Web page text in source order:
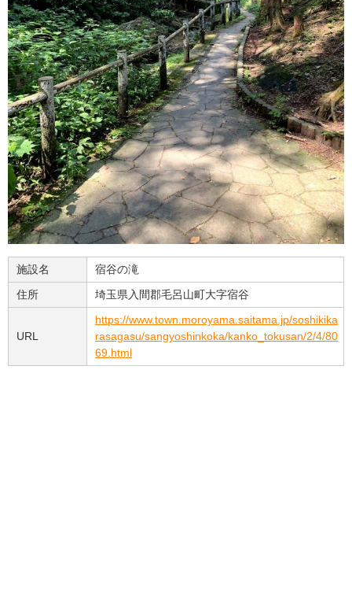
施設名
宿谷の滝
住所
埼玉県入間郡毛呂山町大字宿谷
URL
https://www.town.moroyama.saitama.jp/soshikika
rasagasu/sangyoshinkoka/kanko_tokusan/2/4/80
69.html